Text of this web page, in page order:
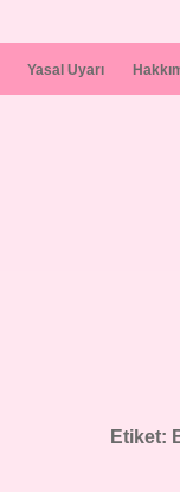
Yasal Uyarı
Etiket: